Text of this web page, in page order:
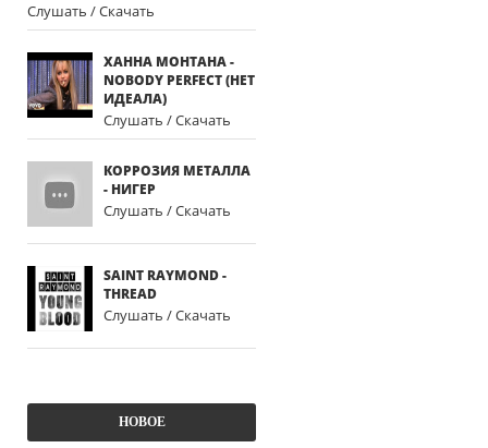
Слушать / Скачать
ХАННА МОНТАНА -
NOBODY PERFECT (НЕТ
ИДЕАЛА)
Слушать / Скачать
КОРРОЗИЯ МЕТАЛЛА
- НИГЕР
Слушать / Скачать
SAINT RAYMOND -
THREAD
Слушать / Скачать
НОВОЕ